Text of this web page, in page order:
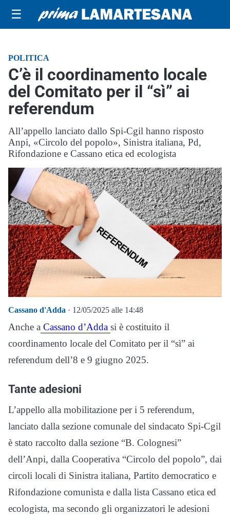
☰
POLITICA
C’è il coordinamento locale
del Comitato per il “sì” ai
referendum
All’appello lanciato dallo Spi-Cgil hanno risposto
Anpi, «Circolo del popolo», Sinistra italiana, Pd,
Rifondazione e Cassano etica ed ecologista
Cassano d'Adda · 12/05/2025 alle 14:48
Anche a Cassano d’Adda si è costituito il
coordinamento locale del Comitato per il “sì” ai
referendum dell’8 e 9 giugno 2025.
Tante adesioni
L’appello alla mobilitazione per i 5 referendum,
lanciato dalla sezione comunale del sindacato Spi-Cgil
è stato raccolto dalla sezione “B. Colognesi”
dell’Anpi, dalla Cooperativa “Circolo del popolo”, dai
circoli locali di Sinistra italiana, Partito democratico e
Rifondazione comunista e dalla lista Cassano etica ed
ecologista, ma secondo gli organizzatori le adesioni